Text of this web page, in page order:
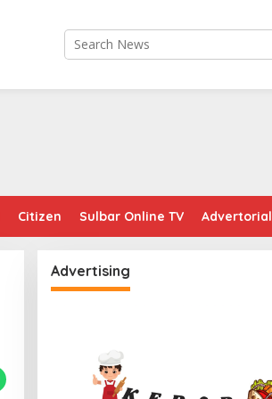
Citizen Sulbar Online TV Advertorial
Advertising